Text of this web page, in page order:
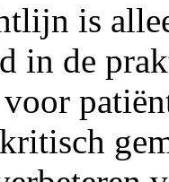
is
in de